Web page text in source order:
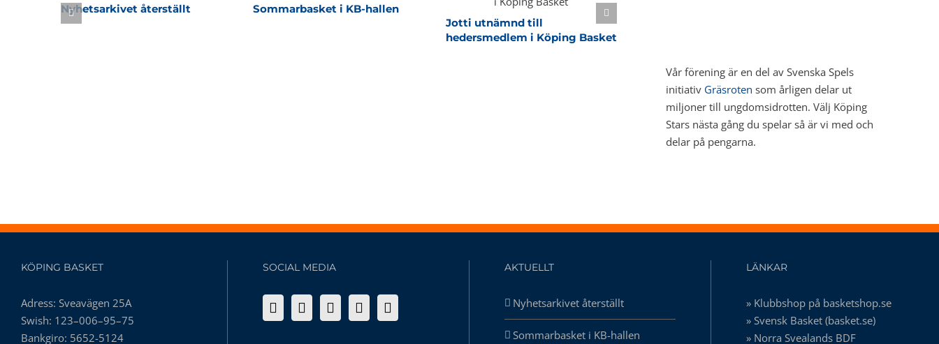
Nyhetsarkivet återställt
Sommarbasket i KB-hallen
Jotti utnämnd till
hedersmedlem i Köping Basket
Vår förening är en del av Svenska Spels
initiativ Gräsroten som årligen delar ut
miljoner till ungdomsidrotten. Välj Köping
Stars nästa gång du spelar så är vi med och
delar på pengarna.
KÖPING BASKET
Adress: Sveavägen 25A
Swish: 123–006–95–75
Bankgiro: 5652-5124
SOCIAL MEDIA AKTUELLT
Nyhetsarkivet återställt
Sommarbasket i KB-hallen
LÄNKAR
» Klubbshop på basketshop.se
» Svensk Basket (basket.se)
» Norra Svealands BDF